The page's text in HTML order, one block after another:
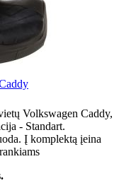
Volkswagen Caddy,
- Standart.
Į komplektą įeina